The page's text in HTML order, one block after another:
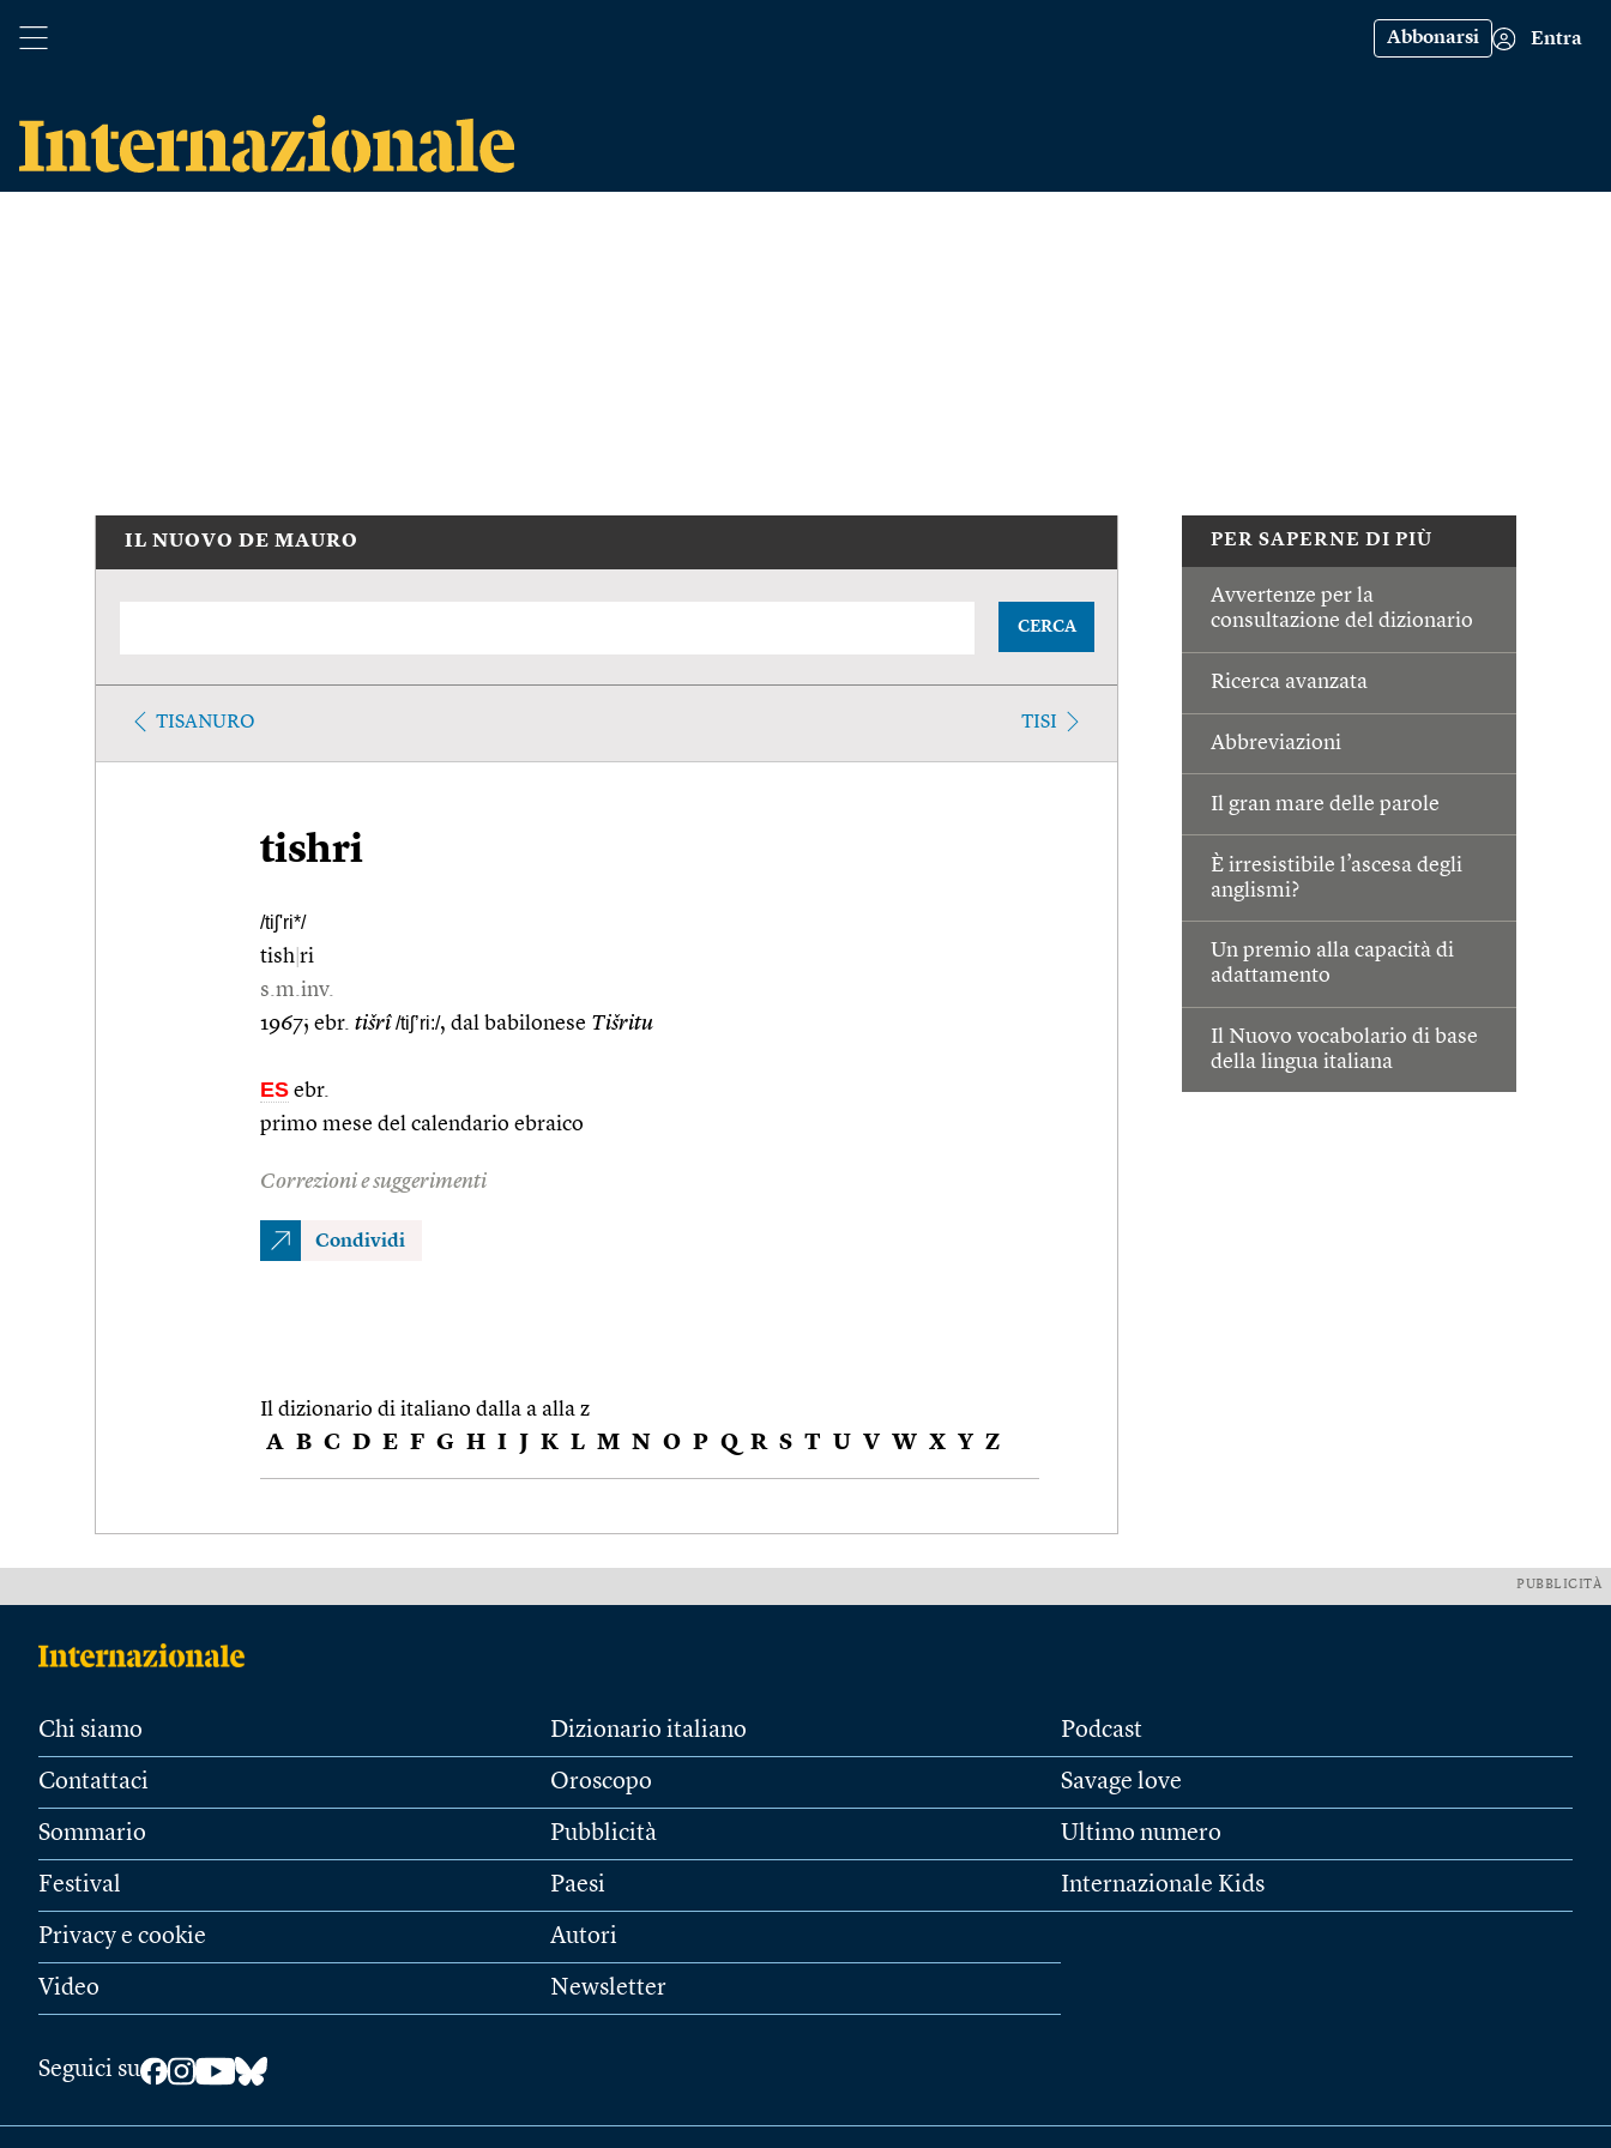
Abbonarsi Entra
PER SAPERNE DI PIÙ
Avvertenze per la
consultazione del dizionario
Ricerca avanzata
Abbreviazioni
Il gran mare delle parole
È irresistibile l’ascesa degli
anglismi?
Un premio alla capacità di
adattamento
Il Nuovo vocabolario di base
della lingua italiana
IL NUOVO DE MAURO
CERCA
TISANURO TISI
tishri
/tiʃ'ri*/
tish ri
s.m.inv.
1967; ebr. tišrî /tiʃ’ri:/, dal babilonese Tišritu
ES ebr.
primo mese del calendario ebraico
Correzioni e suggerimenti
Condividi
Il dizionario di italiano dalla a alla z
A B C D E F G H I J K L M N O P Q R S T U V W X Y Z
PUBBLICITÀ
Chi siamo
Contattaci
Sommario
Festival
Privacy e cookie
Video
Dizionario italiano
Oroscopo
Pubblicità
Paesi
Autori
Newsletter
Podcast
Savage love
Ultimo numero
Internazionale Kids
Seguici su